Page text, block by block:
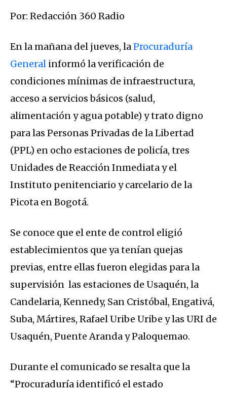
Por: Redacción 360 Radio
En la mañana del jueves, laProcuraduría
General informó la verificación de
condiciones mínimas de infraestructura,
acceso a servicios básicos (salud,
alimentación y agua potable) y trato digno
para las Personas Privadas de la Libertad
(PPL) en ocho estaciones de policía, tres
Unidades de Reacción Inmediata y el
Instituto penitenciario y carcelario de la
Picota en Bogotá.
Se conoce que el ente de control eligió
establecimientos que ya tenían quejas
previas, entre ellas fueron elegidas para la
supervisión las estaciones de Usaquén, la
Candelaria, Kennedy, San Cristóbal, Engativá,
Suba, Mártires, Rafael Uribe Uribe y las URI de
Usaquén, Puente Aranda y Paloquemao.
Durante el comunicado se resalta que la
“Procuraduría identificó el estado